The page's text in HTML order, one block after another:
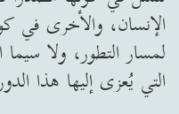
الإنسان، والأخرى في
لمسار التطور، ولا
التي يُعزى إليها هذا